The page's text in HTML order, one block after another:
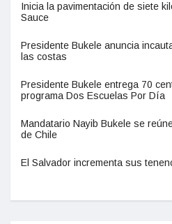
Inicia la pavimentación de siete
Sauce
Presidente Bukele anuncia
las costas
Presidente Bukele entrega 70
programa Dos Escuelas Por Día
Mandatario Nayib Bukele se
de Chile
El Salvador incrementa sus